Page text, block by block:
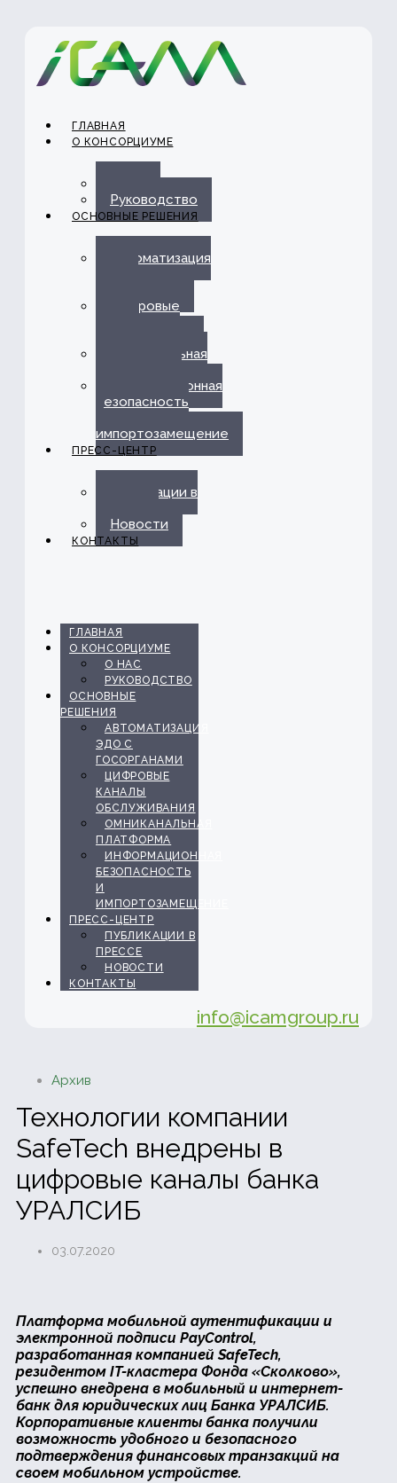
ГЛАВНАЯ
О КОНСОРЦИУМЕ
Руководство
ОСНОВНЫЕ РЕШЕНИЯ
Автоматизация
Цифровые
Омниканальная
Информационная
безопасность
импортозамещение
ПРЕСС-ЦЕНТР
Публикации в
Новости
КОНТАКТЫ
ГЛАВНАЯ
О КОНСОРЦИУМЕ
О НАС
РУКОВОДСТВО
ОСНОВНЫЕ
РЕШЕНИЯ
АВТОМАТИЗАЦИЯ
ЭДО С
ГОСОРГАНАМИ
ЦИФРОВЫЕ
КАНАЛЫ
ОБСЛУЖИВАНИЯ
ОМНИКАНАЛЬНАЯ
ПЛАТФОРМА
ИНФОРМАЦИОННАЯ
БЕЗОПАСНОСТЬ
И
ИМПОРТОЗАМЕЩЕНИЕ
ПРЕСС-ЦЕНТР
ПУБЛИКАЦИИ В
ПРЕССЕ
НОВОСТИ
КОНТАКТЫ
info@icamgroup.ru
Архив
Технологии компании
SafeTech внедрены в
цифровые каналы банка
УРАЛСИБ
03.07.2020
Платформа мобильной аутентификации и
электронной подписи PayControl,
разработанная компанией SafeTech,
резидентом IT-кластера Фонда «Сколково»,
успешно внедрена в мобильный и интернет-
банк для юридических лиц Банка УРАЛСИБ.
Корпоративные клиенты банка получили
возможность удобного и безопасного
подтверждения финансовых транзакций на
своем мобильном устройстве.